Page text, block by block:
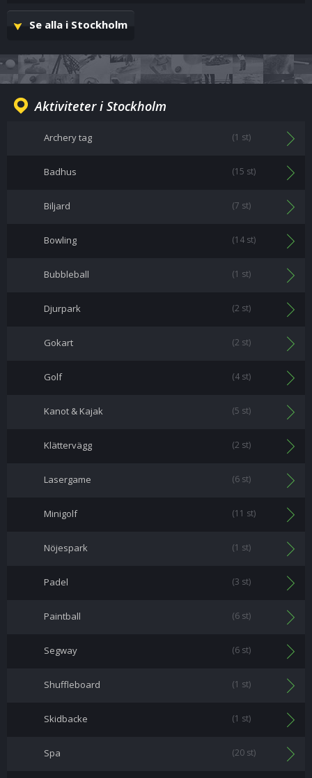
Se alla i Stockholm
Aktiviteter i Stockholm
Archery tag (1 st)
Badhus (15 st)
Biljard (7 st)
Bowling (14 st)
Bubbleball (1 st)
Djurpark (2 st)
Gokart (2 st)
Golf (4 st)
Kanot & Kajak (5 st)
Klättervägg (2 st)
Lasergame (6 st)
Minigolf (11 st)
Nöjespark (1 st)
Padel (3 st)
Paintball (6 st)
Segway (6 st)
Shuffleboard (1 st)
Skidbacke (1 st)
Spa (20 st)